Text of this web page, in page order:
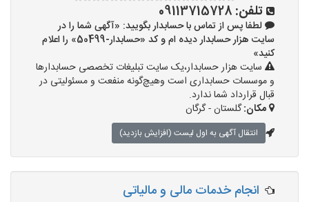
تلفن: 09113715728
لطفا پس از تماس با حسابدار بگویید: «آگهی شما را در
سایت هزار حسابدار دیده ام و کد «حسابدار-50499» را اعلام
کنید»
سایت هزار حسابدار،یک سایت تبلیغات تخصصی حسابدارها
و موسسات حسابداری است وهیچ‌گونه منفعت و مسئولیتی در
قبال قرارداد شما ندارد.
مکان:گلستان - گرگان
انتقال آگهی به اول لیست (افزایش بازدید)
انجام خدمات مالی و مالیاتی